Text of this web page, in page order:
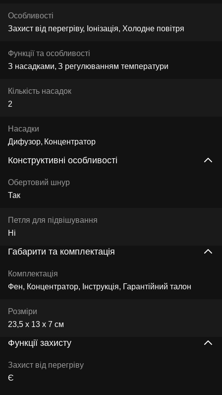
Особливості
Захист від перегріву, Іонізація, Холодне повітря
Функції та особливості
З насадками З регулюванням температури
Кількість насадок
2
Насадки
Дифузор Концентратор
Конструктивні особливості
Обертовий шнур
Так
Петля для підвішування
Ні
Габарити та комплектація
Комплектація
Фен, Концентратор, Інструкція, Гарантійний талон
Розміри
23,5 х 13 х 7 см
Функції захисту
Захист від перегріву
Є